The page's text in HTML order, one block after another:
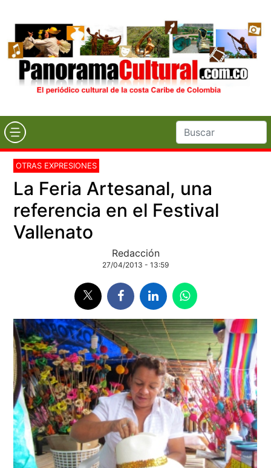
OTRAS EXPRESIONES
La Feria Artesanal, una
referencia en el Festival
Vallenato
Redacción
27/04/2013 - 13:59